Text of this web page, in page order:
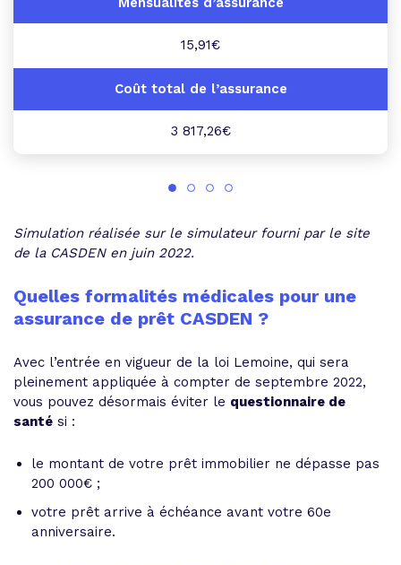
15,91€
3 817,26€
Simulation réalisée sur le simulateur fourni par le site
de la CASDEN en juin 2022.
Quelles formalités médicales pour une
assurance de prêt CASDEN ?
Avec l’entrée en vigueur de la loi Lemoine, qui sera
pleinement appliquée à compter de septembre 2022,
vous pouvez désormais éviter le questionnaire de
santé si :
le montant de votre prêt immobilier ne dépasse pas
200 000€ ;
votre prêt arrive à échéance avant votre 60e
anniversaire.